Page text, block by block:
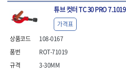
- 전정톱
- 고지톱
- 안전커터칼
- 휠메저
튜브 컷터 TC 30 PRO 7.1019
108-0167
ROT-71019
3-30MM
가격표